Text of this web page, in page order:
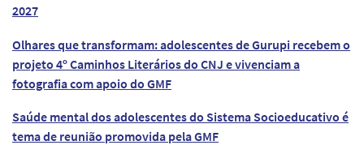
2027
Olhares que transformam: adolescentes de Gurupi recebem o
projeto 4º Caminhos Literários do CNJ e vivenciam a
fotografia com apoio do GMF
Saúde mental dos adolescentes do Sistema Socioeducativo é
tema de reunião promovida pela GMF